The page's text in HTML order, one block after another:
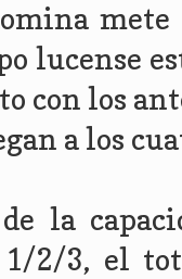
lucense
con los
a los
la
2/3, el